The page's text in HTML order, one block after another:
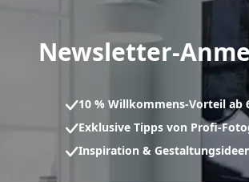
Newsletter-
10 % Willkommens-Vorteil ab
Exklusive Tipps von Profi-
Inspiration &